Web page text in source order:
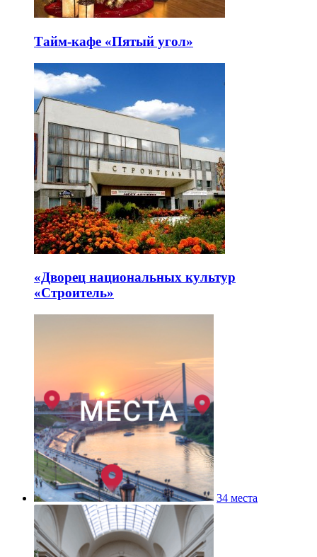
Тайм-кафе «Пятый угол»
«Дворец национальных культур
«Строитель»
34 места